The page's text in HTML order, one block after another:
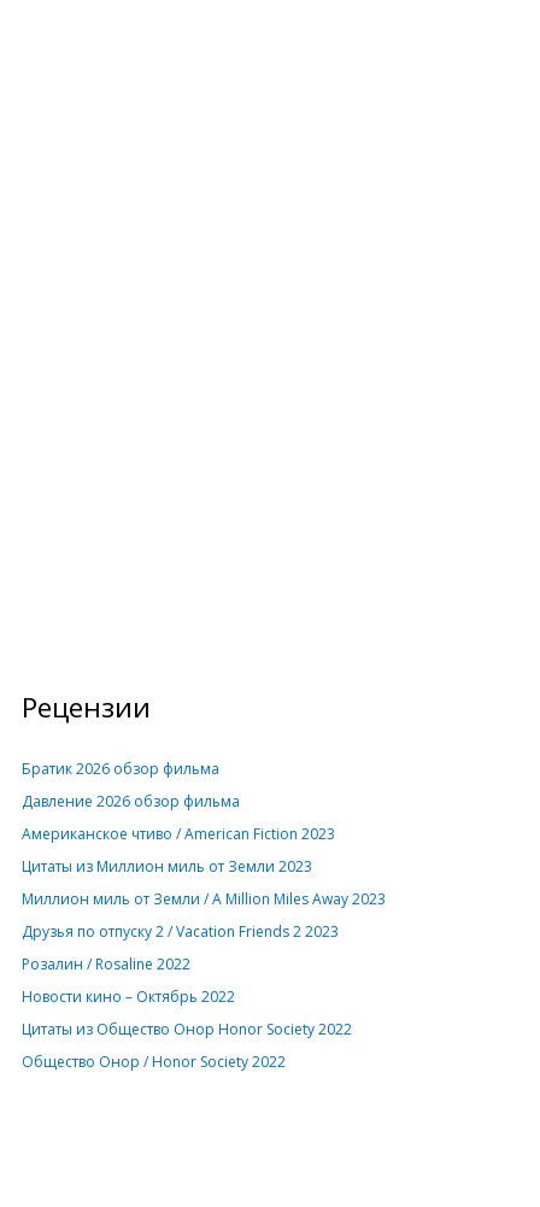
Рецензии
Братик 2026 обзор фильма
Давление 2026 обзор фильма
Американское чтиво / American Fiction 2023
Цитаты из Миллион миль от Земли 2023
Миллион миль от Земли / A Million Miles Away 2023
Друзья по отпуску 2 / Vacation Friends 2 2023
Розалин / Rosaline 2022
Новости кино – Октябрь 2022
Цитаты из Общество Онор Honor Society 2022
Общество Онор / Honor Society 2022